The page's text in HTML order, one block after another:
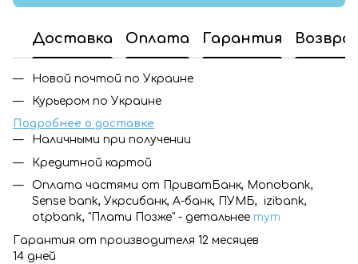
Доставка Оплата Гарантия
Новой почтой по Украине
Курьером по Украине
Подробнее о доставке
Наличными при получении
Кредитной картой
Оплата частями от ПриватБанк, Monobank,
Sense bank, Укрсибанк, А-банк, ПУМБ, izibank,
otpbank, "Плати Позже" - детальнее тут
Гарантия от производителя 12 месяцев
14 дней